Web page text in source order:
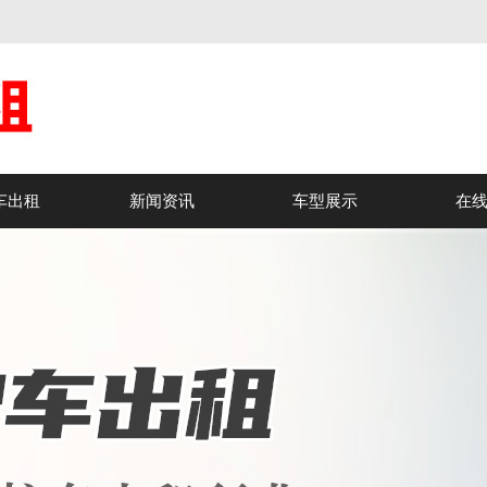
出租 新闻资讯 车型展示 在